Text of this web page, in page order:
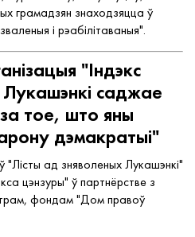
грамадзян знаходзяцца ў
і рэабілітаваныя".
"Індэкс
саджае
тое, што яны
дэмакратыі"
"Лісты ад зняволеных Лукашэнкі"
цэнзуры" ў партнёрстве з
фондам "Дом правоў